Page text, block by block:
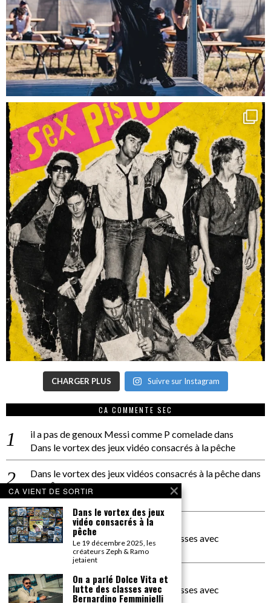
CHARGER PLUS Suivre sur Instagram
CA COMMENTE SEC
il a pas de genoux Messi comme P comeladedans
Dans le vortex des jeux vidéo consacrés à la pêche
Dans le vortex des jeux vidéos consacrés à la pêchedans
PACÔME THIELLEMENT
La séance d’Hip Gnose
La Patrie
dans
On a parlé Dolce Vita et lutte des classes avec
Bernardino Femminielli
carte noire negra à l'o tiededans
On a parlé Dolce Vita et lutte des classes avec
CA VIENT DE SORTIR
Dans le vortex des jeux
vidéo consacrés à la
pêche
Le 19 décembre 2025, les
créateurs Zeph & Ramo
jetaient
On a parlé Dolce Vita et
lutte des classes avec
Bernardino Femminielli